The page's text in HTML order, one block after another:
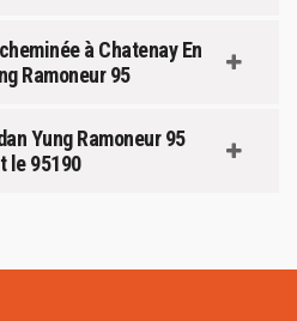
à Chatenay En
Ramoneur 95
Yung Ramoneur 95
le 95190